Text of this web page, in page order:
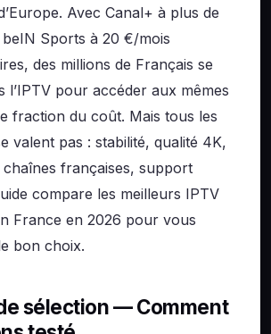
Avec Canal+ à plus de
Sports à 20 €/mois
des millions de Français se
l’IPTV pour accéder aux mêmes
fraction du coût. Mais tous les
valent pas : stabilité, qualité 4K,
chaînes françaises, support
compare les meilleurs IPTV
France en 2026 pour vous
bon choix.
sélection — Comment